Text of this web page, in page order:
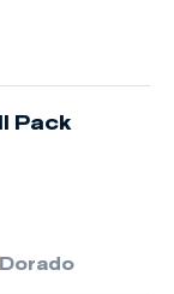
Pack